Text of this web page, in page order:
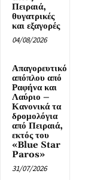
Πειραιά,
θυγατρικές
και εξαγορές
04/08/2026
Απαγορευτικό
απόπλου από
Ραφήνα και
Λαύριο –
Κανονικά τα
δρομολόγια
από Πειραιά,
εκτός του
«Blue Star
Paros»
31/07/2026